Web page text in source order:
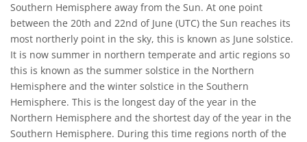
Southern Hemisphere away from the Sun. At one point
between the 20th and 22nd of June (UTC) the Sun reaches its
most northerly point in the sky, this is known as June solstice.
It is now summer in northern temperate and artic regions so
this is known as the summer solstice in the Northern
Hemisphere and the winter solstice in the Southern
Hemisphere. This is the longest day of the year in the
Northern Hemisphere and the shortest day of the year in the
Southern Hemisphere. During this time regions north of the